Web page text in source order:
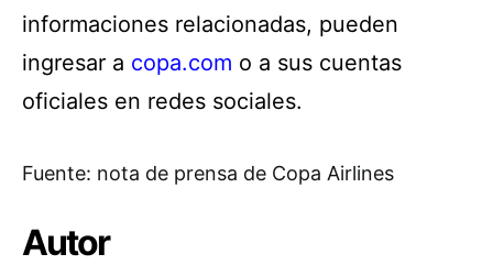
informaciones relacionadas, pueden
ingresar a copa.com o a sus cuentas
oficiales en redes sociales.
Fuente: nota de prensa de Copa Airlines
Autor